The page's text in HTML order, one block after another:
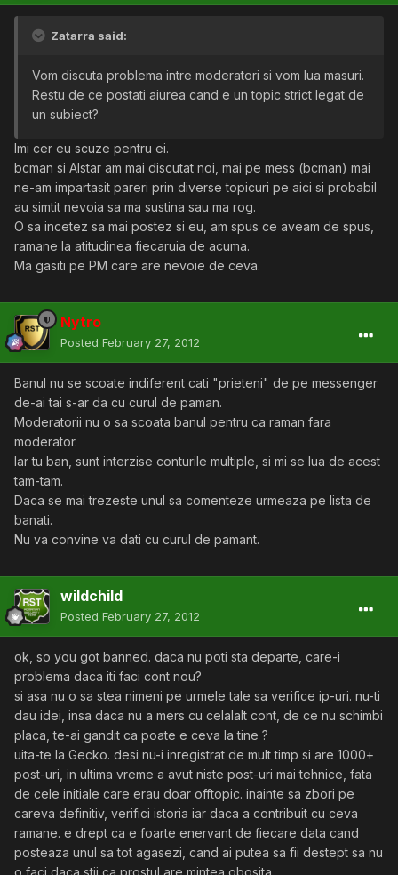
Zatarra said:
Vom discuta problema intre moderatori si vom lua masuri.
Restu de ce postati aiurea cand e un topic strict legat de
un subiect?
Imi cer eu scuze pentru ei.
bcman si Alstar am mai discutat noi, mai pe mess (bcman) mai
ne-am impartasit pareri prin diverse topicuri pe aici si probabil
au simtit nevoia sa ma sustina sau ma rog.
O sa incetez sa mai postez si eu, am spus ce aveam de spus,
ramane la atitudinea fiecaruia de acuma.
Ma gasiti pe PM care are nevoie de ceva.
Nytro
Posted February 27, 2012
Banul nu se scoate indiferent cati "prieteni" de pe messenger
de-ai tai s-ar da cu curul de paman.
Moderatorii nu o sa scoata banul pentru ca raman fara
moderator.
Iar tu ban, sunt interzise conturile multiple, si mi se lua de acest
tam-tam.
Daca se mai trezeste unul sa comenteze urmeaza pe lista de
banati.
Nu va convine va dati cu curul de pamant.
wildchild
Posted February 27, 2012
ok, so you got banned. daca nu poti sta departe, care-i
problema daca iti faci cont nou?
si asa nu o sa stea nimeni pe urmele tale sa verifice ip-uri. nu-ti
dau idei, insa daca nu a mers cu celalalt cont, de ce nu schimbi
placa, te-ai gandit ca poate e ceva la tine ?
uita-te la Gecko. desi nu-i inregistrat de mult timp si are 1000+
post-uri, in ultima vreme a avut niste post-uri mai tehnice, fata
de cele initiale care erau doar offtopic. inainte sa zbori pe
careva definitiv, verifici istoria iar daca a contribuit cu ceva
ramane. e drept ca e foarte enervant de fiecare data cand
posteaza unul sa tot agasezi, cand ai putea sa fii destept sa nu